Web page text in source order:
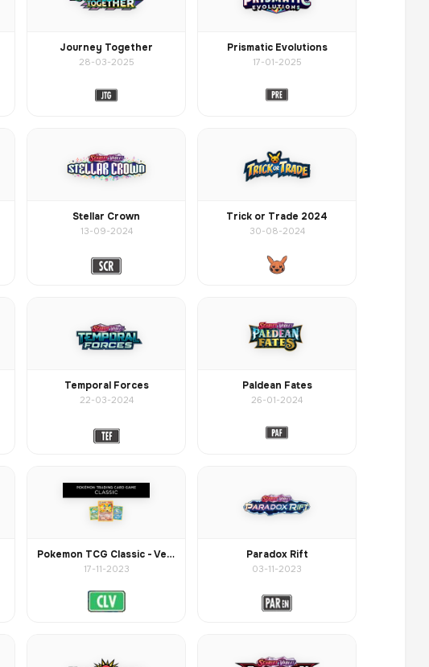
Journey Together
28-03-2025
Prismatic Evolutions
17-01-2025
Stellar Crown
13-09-2024
Trick or Trade 2024
30-08-2024
Temporal Forces
22-03-2024
Paldean Fates
26-01-2024
Pokemon TCG Classic - Venusaur
17-11-2023
Paradox Rift
03-11-2023